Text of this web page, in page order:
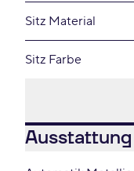
Sitz Material
Sitz Farbe
Ausstattung